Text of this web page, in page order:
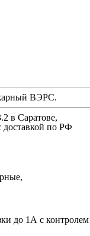
ВЭРС.
в Саратове,
доставкой по РФ
до 1А с контролем